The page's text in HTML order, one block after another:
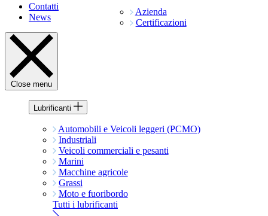
Azienda
Certificazioni
Contatti
News
Close menu
Lubrificanti
Automobili e Veicoli leggeri (PCMO)
Industriali
Veicoli commerciali e pesanti
Marini
Macchine agricole
Grassi
Moto e fuoribordo
Tutti i lubrificanti